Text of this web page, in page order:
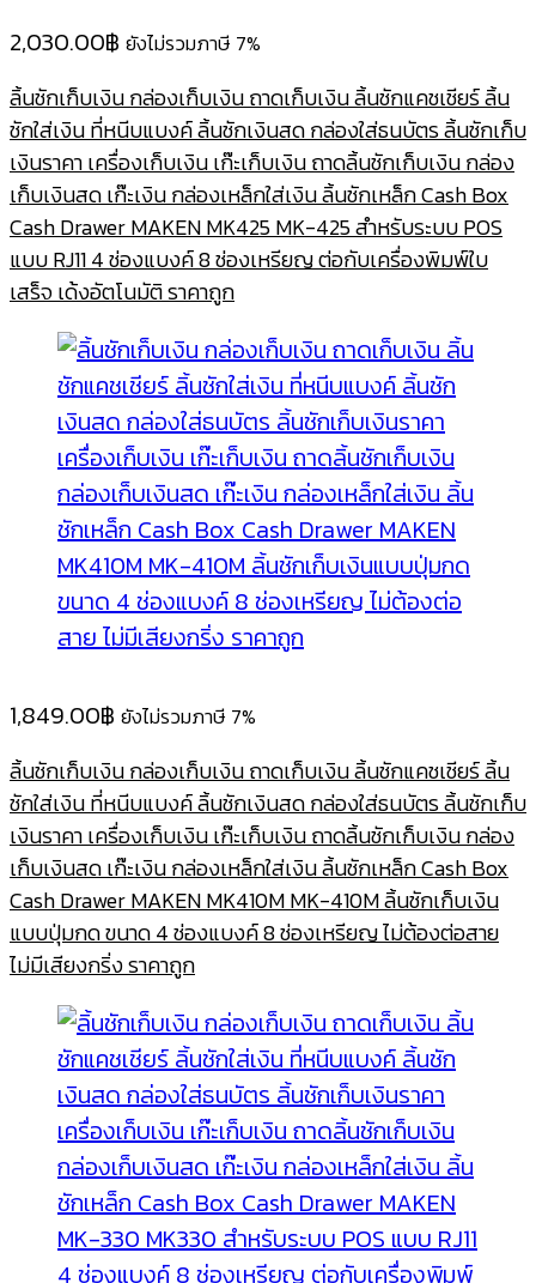
2,030.00฿ ยังไม่รวมภาษี 7%
ลิ้นชักเก็บเงิน กล่องเก็บเงิน ถาดเก็บเงิน ลิ้นชักแคชเชียร์ ลิ้น
ชักใส่เงิน ที่หนีบแบงค์ ลิ้นชักเงินสด กล่องใส่ธนบัตร ลิ้นชักเก็บ
เงินราคา เครื่องเก็บเงิน เก๊ะเก็บเงิน ถาดลิ้นชักเก็บเงิน กล่อง
เก็บเงินสด เก๊ะเงิน กล่องเหล็กใส่เงิน ลิ้นชักเหล็ก Cash Box
Cash Drawer MAKEN MK425 MK-425 สำหรับระบบ POS
แบบ RJ11 4 ช่องแบงค์ 8 ช่องเหรียญ ต่อกับเครื่องพิมพ์ใบ
เสร็จ เด้งอัตโนมัติ ราคาถูก
1,849.00฿ ยังไม่รวมภาษี 7%
ลิ้นชักเก็บเงิน กล่องเก็บเงิน ถาดเก็บเงิน ลิ้นชักแคชเชียร์ ลิ้น
ชักใส่เงิน ที่หนีบแบงค์ ลิ้นชักเงินสด กล่องใส่ธนบัตร ลิ้นชักเก็บ
เงินราคา เครื่องเก็บเงิน เก๊ะเก็บเงิน ถาดลิ้นชักเก็บเงิน กล่อง
เก็บเงินสด เก๊ะเงิน กล่องเหล็กใส่เงิน ลิ้นชักเหล็ก Cash Box
Cash Drawer MAKEN MK410M MK-410M ลิ้นชักเก็บเงิน
แบบปุ่มกด ขนาด 4 ช่องแบงค์ 8 ช่องเหรียญ ไม่ต้องต่อสาย
ไม่มีเสียงกริ่ง ราคาถูก